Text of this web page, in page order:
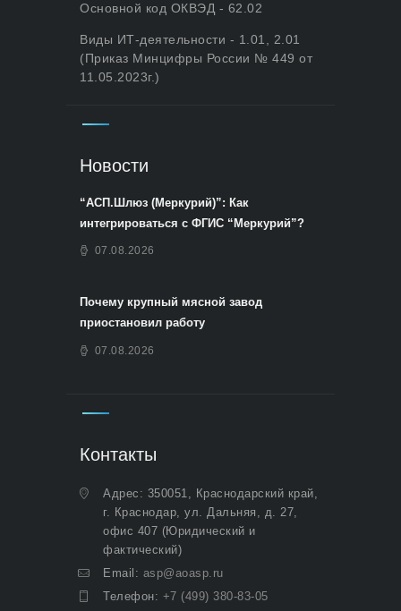
Основной код ОКВЭД - 62.02
Виды ИТ-деятельности - 1.01, 2.01
(Приказ Минцифры России № 449 от
11.05.2023г.)
Новости
“АСП.Шлюз (Меркурий)”: Как
интегрироваться с ФГИС “Меркурий”?
07.08.2026
Почему крупный мясной завод
приостановил работу
07.08.2026
Контакты
Адрес: 350051, Краснодарский край,
г. Краснодар, ул. Дальняя, д. 27,
офис 407 (Юридический и
фактический)
Email: asp@aoasp.ru
Телефон: +7 (499) 380-83-05